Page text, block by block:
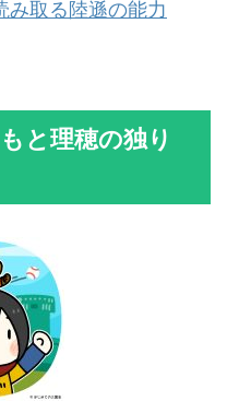
み取る陸遜の能力
と理穂の独り